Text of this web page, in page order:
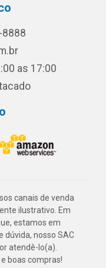
as 17:00
canais de venda
ilustrativo. Em
estamos em
dúvida, nosso SAC
atendê-lo(a).
boas compras!